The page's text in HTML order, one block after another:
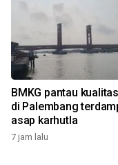
BMKG pantau
di Palembang
asap karhutla
7 jam lalu